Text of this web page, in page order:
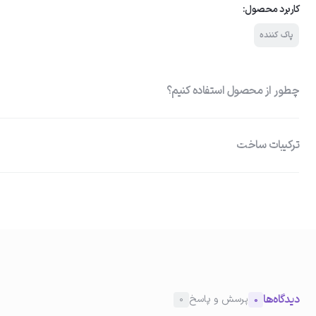
کاربرد محصول:
پاک کننده
چطور از محصول استفاده کنیم؟
ترکیبات ساخت
دیدگاه‌ها 0 پرسش و پاسخ 0